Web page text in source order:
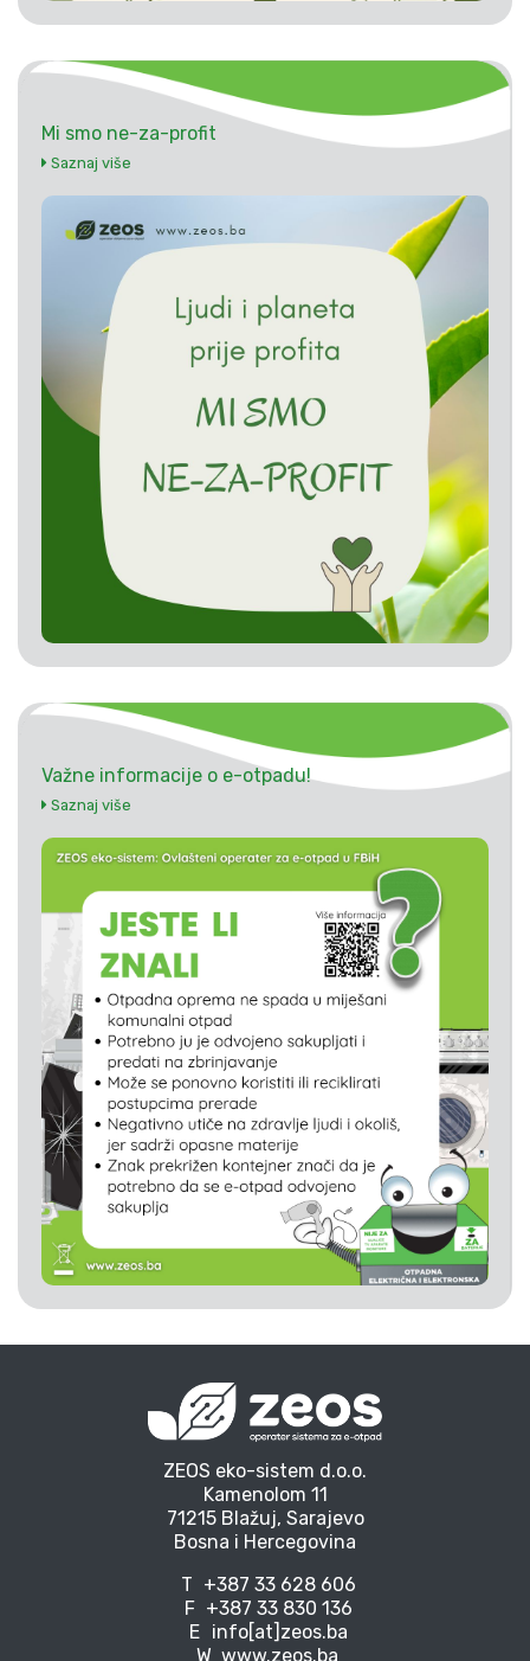
Mi smo ne-za-profit
Saznaj više
Važne informacije o e-otpadu!
Saznaj više
ZEOS eko-sistem d.o.o.
Kamenolom 11
71215 Blažuj, Sarajevo
Bosna i Hercegovina
T +387 33 628 606
F +387 33 830 136
E info[at]zeos.ba
W www.zeos.ba